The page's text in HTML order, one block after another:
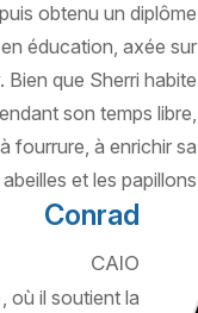
obtenu un diplôme
éducation, axée sur
que Sherri habite
son temps libre,
fourrure, à enrichir sa
et les papillons.
Conrad
CAIO
où il soutient la